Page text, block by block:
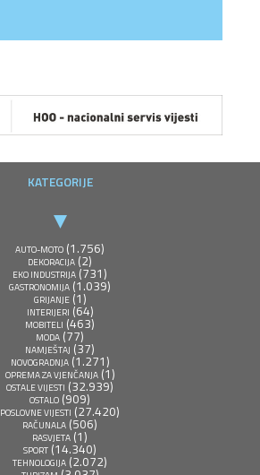
KATEGORIJE
AUTO-MOTO (1.756)
DEKORACIJA (2)
EKO INDUSTRIJA (731)
GASTRONOMIJA (1.039)
GRIJANJE(1)
INTERIJERI (64)
MOBITELI (463)
MODA (77)
NAMJEŠTAJ (37)
NOVOGRADNJA(1.271)
OPREMA ZA VJENČANJA(1)
OSTALE VIJESTI (32.939)
OSTALO (909)
POSLOVNE VIJESTI (27.420)
RAČUNALA (506)
RASVJETA (1)
SPORT (14.340)
TEHNOLOGIJA (2.072)